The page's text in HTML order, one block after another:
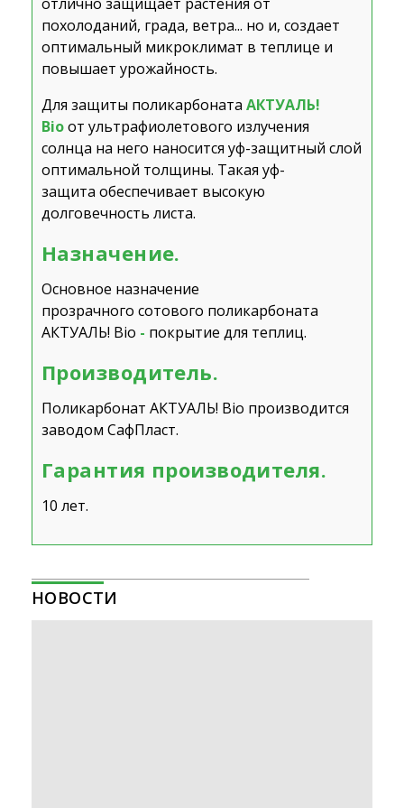
НОВОСТИ
похолоданий, града, ветра... но и, создает
оптимальный микроклимат в теплице и
повышает урожайность.
Для защиты поликарбоната АКТУАЛЬ!
Bioот ультрафиолетового излучения
солнца на него наносится уф-защитный слой
оптимальной толщины. Такая уф-
защита обеспечивает высокую
долговечность листа.
Назначение.
Основное назначение
прозрачного сотового поликарбоната
АКТУАЛЬ! Bio - покрытие для теплиц.
Производитель.
Поликарбонат АКТУАЛЬ! Bio производится
заводом СафПласт.
Гарантия производителя.
10 лет.